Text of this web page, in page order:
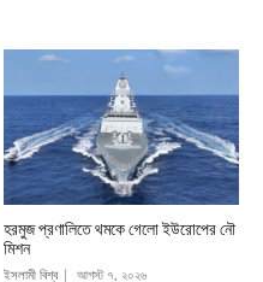
হরমুজ প্রণালিতে থমকে গেলো ইউরোপের নৌ
মিশন
ইসলামী বিশ্ব আগস্ট ৭, ২০২৬